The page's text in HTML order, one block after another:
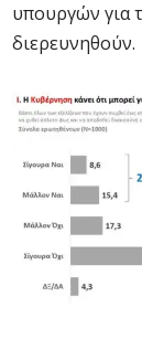
υπουργών για
διερευνηθούν.